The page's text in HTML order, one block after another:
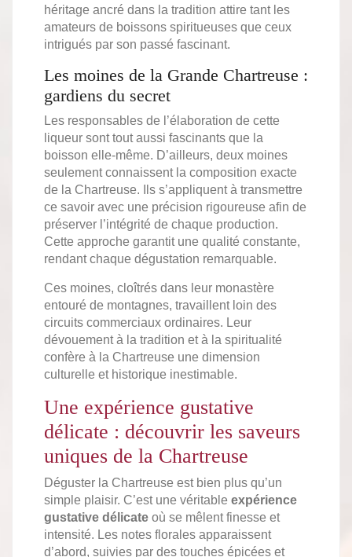
héritage ancré dans la tradition attire tant les
amateurs de boissons spiritueuses que ceux
intrigués par son passé fascinant.
Les moines de la Grande Chartreuse :
gardiens du secret
Les responsables de l’élaboration de cette
liqueur sont tout aussi fascinants que la
boisson elle-même. D’ailleurs, deux moines
seulement connaissent la composition exacte
de la Chartreuse. Ils s’appliquent à transmettre
ce savoir avec une précision rigoureuse afin de
préserver l’intégrité de chaque production.
Cette approche garantit une qualité constante,
rendant chaque dégustation remarquable.
Ces moines, cloîtrés dans leur monastère
entouré de montagnes, travaillent loin des
circuits commerciaux ordinaires. Leur
dévouement à la tradition et à la spiritualité
confère à la Chartreuse une dimension
culturelle et historique inestimable.
Une expérience gustative
délicate : découvrir les saveurs
uniques de la Chartreuse
Déguster la Chartreuse est bien plus qu’un
simple plaisir. C’est une véritable expérience
gustative délicate où se mêlent finesse et
intensité. Les notes florales apparaissent
d’abord, suivies par des touches épicées et